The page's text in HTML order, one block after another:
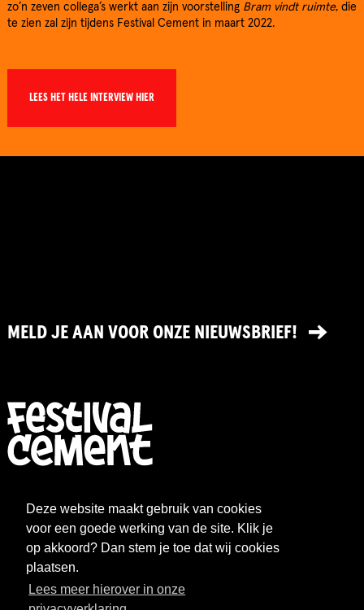
Deze website maakt gebruik van cookies
voor een goede werking van de site. Klik je
op akkoord? Dan stem je toe dat wij cookies
plaatsen.
Lees meer hierover in onze
zo’n zeven collega’s werkt aan zijn voorstelling Bram vindt ruimte, die
te zien zal zijn tijdens Festival Cement in maart 2022.
LEES HET HELE INTERVIEW HIER
MELD JE AAN VOOR ONZE NIEUWSBRIEF!
WAT WE DOEN
OVER CEMENT
ARCHIEF
FAQ
FESTIVAL CEMENT